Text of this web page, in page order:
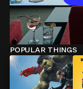
POPULAR THINGS